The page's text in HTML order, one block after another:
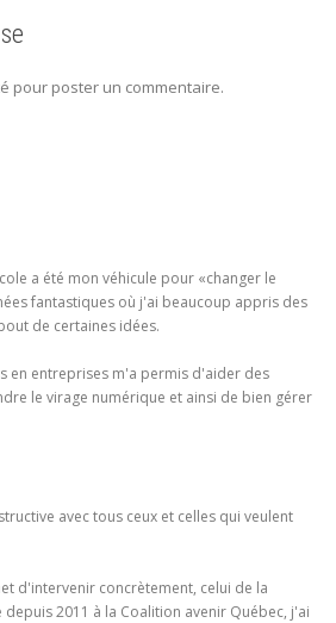
pour poster un commentaire.
a été mon véhicule pour «changer le
fantastiques où j'ai beaucoup appris des
de certaines idées.
en entreprises m'a permis d'aider des
le virage numérique et ainsi de bien gérer
avec tous ceux et celles qui veulent
d'intervenir concrètement, celui de la
2011 à la Coalition avenir Québec, j'ai